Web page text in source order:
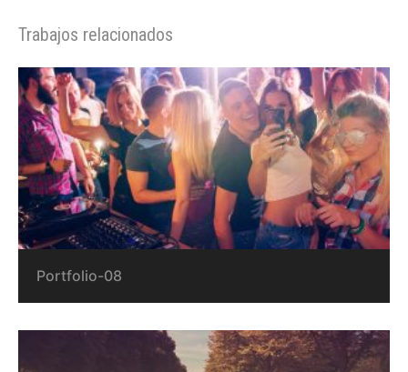
Trabajos relacionados
Portfolio-08